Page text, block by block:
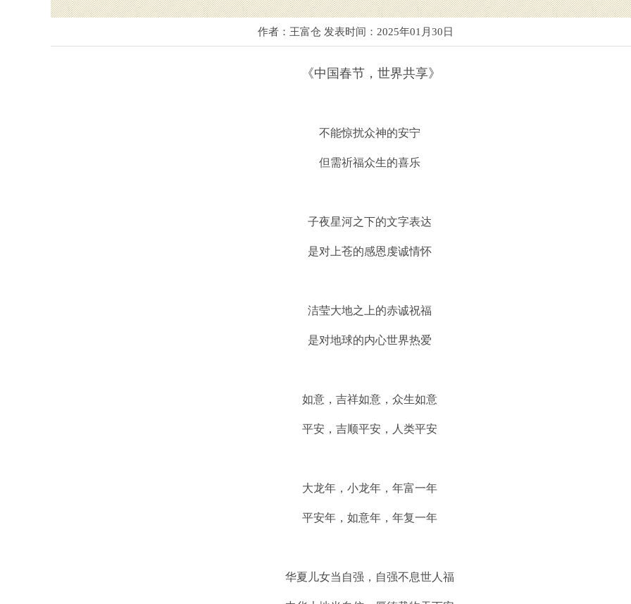
作者：王富仓 发表时间： 2025年01月30日
《中国春节，世界共享》
不能惊扰众神的安宁
但需祈福众生的喜乐
子夜星河之下的文字表达
是对上苍的感恩虔诚情怀
洁莹大地之上的赤诚祝福
是对地球的内心世界热爱
如意，吉祥如意，众生如意
平安，吉顺平安，人类平安
大龙年，小龙年，年富一年
平安年，如意年，年复一年
华夏儿女当自强，自强不息世人福